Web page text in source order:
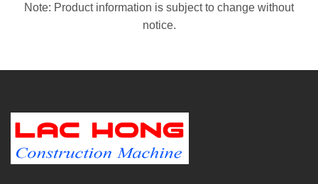
Note: Product information is subject to change without
notice.